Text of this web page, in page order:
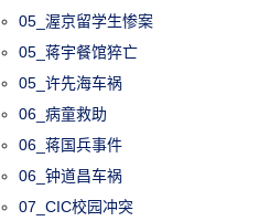
05_渥京留学生惨案
05_蒋宇餐馆猝亡
05_许先海车祸
06_病童救助
06_蒋国兵事件
06_钟道昌车祸
07_CIC校园冲突